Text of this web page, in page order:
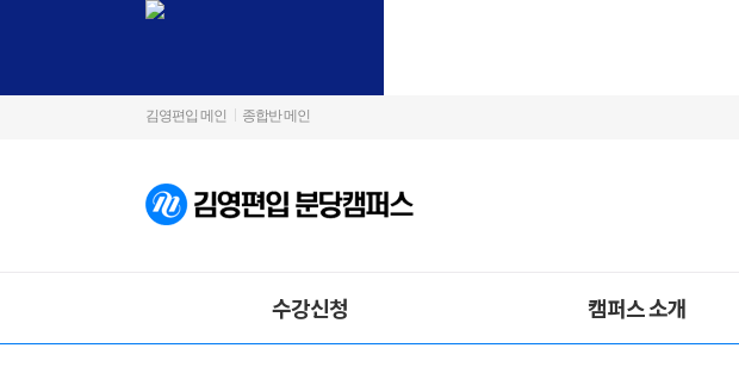
김영편입 메인 종합반 메인
수강신청 캠퍼스 소개